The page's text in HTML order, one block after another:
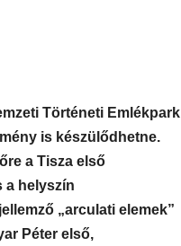
Történeti Emlékpark
is készülődhetne.
a Tisza első
a helyszín
„arculati elemek”
Péter első,